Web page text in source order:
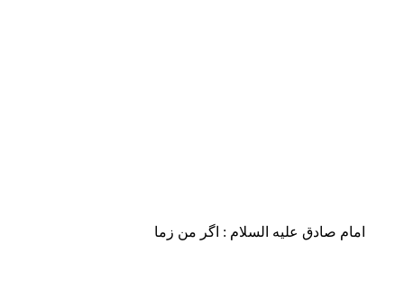
امام صادق علیه السلام : اگر من زمان او (حضرت مهدی علیه